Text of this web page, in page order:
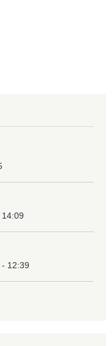
12:39